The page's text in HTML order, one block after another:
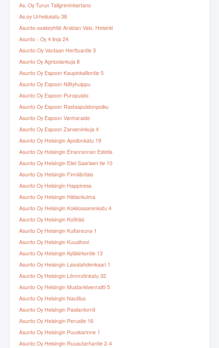
As. Oy Turun Tallgreninkartano
As.oy Urheilukatu 38
Asunto-osakeyhtiö Arabian Valo, Helsinki
Asunto - Oy 4 linja 24
Asunto-Oy Vantaan Herttuantie 3
Asunto Oy Agricolankuja 8
Asunto Oy Espoon Kaupinkalliontie 5
Asunto Oy Espoon Niittyhuippu
Asunto Oy Espoon Puropuisto
Asunto Oy Espoon Rastaspuistonpolku
Asunto Oy Espoon Vanharaide
Asunto Oy Espoon Zanseninkuja 4
Asunto Oy Helsingin Apollonkatu 19
Asunto Oy Helsingin Eiranrannan Estella
Asunto Oy Helsingin Eliel Saarisen tie 10
Asunto Oy Helsingin Finniläntalo
Asunto Oy Helsingin Happiness
Asunto Oy Helsingin Hildankulma
Asunto Oy Helsingin Kokkosaarenkatu 4
Asunto Oy Helsingin Kotihiisi
Asunto Oy Helsingin Kultareuna 1
Asunto Oy Helsingin Kuusihovi
Asunto Oy Helsingin Kyläkirkontie 13
Asunto Oy Helsingin Laivalahdenkaari 1
Asunto Oy Helsingin Lönnrotinkatu 32
Asunto Oy Helsingin Mustankivenraitti 5
Asunto Oy Helsingin Nautilus
Asunto Oy Helsingin Pasilantornit
Asunto Oy Helsingin Perustie 16
Asunto Oy Helsingin Puuskarinne 1
Asunto Oy Helsingin Ruusutarhantie 2-4